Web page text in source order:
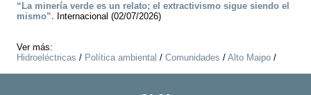
“La minería verde es un relato; el extractivismo sigue siendo el
mismo”. Internacional (02/07/2026)
Ver más:
Hidroeléctricas / Política ambiental / Comunidades / Alto Maipo /